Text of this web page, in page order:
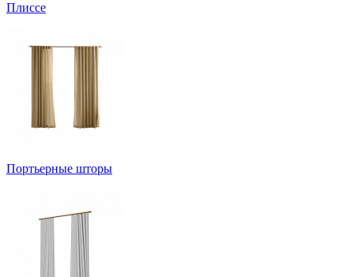
Плиссе
Портьерные шторы